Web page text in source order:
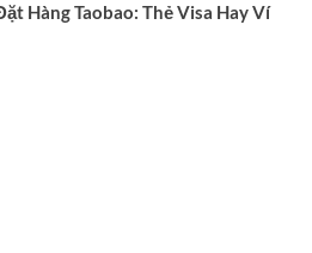
Hàng Taobao: Thẻ Visa Hay Ví